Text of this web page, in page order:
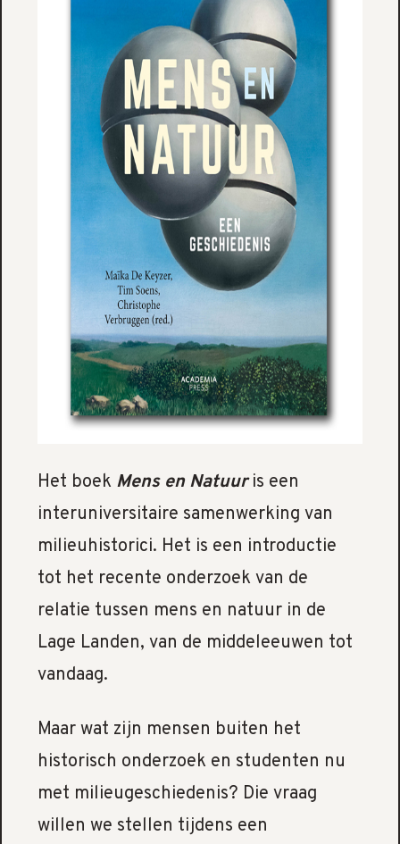
Het boek Mens en Natuuris een
interuniversitaire samenwerking van
milieuhistorici. Het is een introductie
tot het recente onderzoek van de
relatie tussen mens en natuur in de
Lage Landen, van de middeleeuwen tot
vandaag.
Maar wat zijn mensen buiten het
historisch onderzoek en studenten nu
met milieugeschiedenis? Die vraag
willen we stellen tijdens een